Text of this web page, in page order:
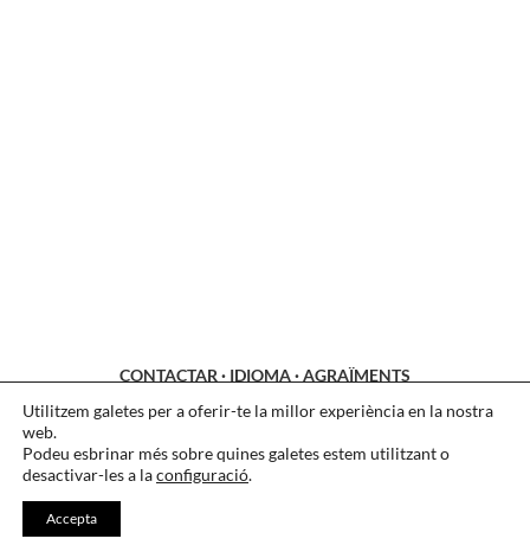
CONTACTAR · IDIOMA·AGRAÏMENTS
LEGAL·COOKIES·PRIVACITAT
Utilitzem galetes per a oferir-te la millor experiència en la nostra
web.
Podeu esbrinar més sobre quines galetes estem utilitzant o
desactivar-les a laconfiguració.
Accepta